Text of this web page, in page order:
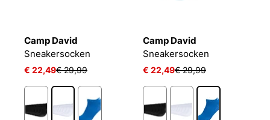
Camp David
Sneakersocken
€ 22,49€ 29,99
Camp David
Sneakersocken
€ 22,49€ 29,99